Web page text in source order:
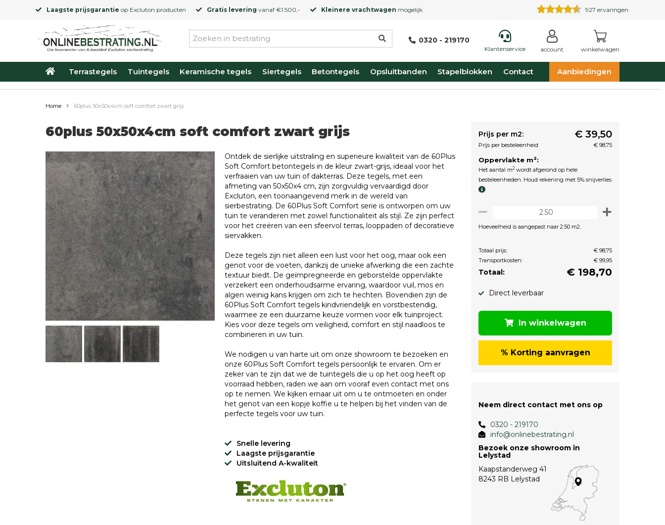
Laagste prijsgarantie op Excluton producten Gratis levering vanaf €1.500,- Kleinere vrachtwagen mogelijk 927 ervaringen
0320 - 219170
Klantenservice account winkelwagen
Terrastegels Tuintegels Keramische tegels Siertegels Betontegels Opsluitbanden Stapelblokken Contact Aanbiedingen
Home 60plus 50x50x4cm soft comfort zwart grijs
60plus 50x50x4cm soft comfort zwart grijs
Ontdek de sierlijke uitstraling en superieure kwaliteit van de 60Plus
Soft Comfort betontegels in de kleur zwart-grijs, ideaal voor het
verfraaien van uw tuin of dakterras. Deze tegels, met een
afmeting van 50x50x4 cm, zijn zorgvuldig vervaardigd door
Excluton, een toonaangevend merk in de wereld van
sierbestrating. De 60Plus Soft Comfort serie is ontworpen om uw
tuin te veranderen met zowel functionaliteit als stijl. Ze zijn perfect
voor het creëren van een sfeervol terras, looppaden of decoratieve
siervakken.
Deze tegels zijn niet alleen een lust voor het oog, maar ook een
genot voor de voeten, dankzij de unieke afwerking die een zachte
textuur biedt. De geïmpregneerde en geborstelde oppervlakte
verzekert een onderhoudsarme ervaring, waardoor vuil, mos en
algen weinig kans krijgen om zich te hechten. Bovendien zijn de
60Plus Soft Comfort tegels kindvriendelijk en vorstbestendig,
waarmee ze een duurzame keuze vormen voor elk tuinproject.
Kies voor deze tegels om veiligheid, comfort en stijl naadloos te
combineren in uw tuin.
We nodigen u van harte uit om onze showroom te bezoeken en
onze 60Plus Soft Comfort tegels persoonlijk te ervaren. Om er
zeker van te zijn dat we de tuintegels die u op het oog heeft op
voorraad hebben, raden we aan om vooraf even contact met ons
op te nemen. We kijken ernaar uit om u te ontmoeten en onder
het genot van een kopje koffie u te helpen bij het vinden van de
perfecte tegels voor uw tuin.
Snelle levering
Laagste prijsgarantie
Uitsluitend A-kwaliteit
Prijs per m2: € 39,50
Prijs per besteleenheid € 98,75
Oppervlakte m2:
Het aantal m2 wordt afgerond op hele
besteleenheden. Houd rekening met 5% snijverlies
Hoeveelheid is aangepast naar 2.50 m2.
Totaal prijs:
€ 98,75
Transportkosten:
€ 99,95
Totaal: € 198,70
Direct leverbaar
In winkelwagen
% Korting aanvragen
Neem direct contact met ons op
0320 - 219170
info@onlinebestrating.nl
Bezoek onze showroom in
Lelystad
Kaapstanderweg 41
8243 RB Lelystad